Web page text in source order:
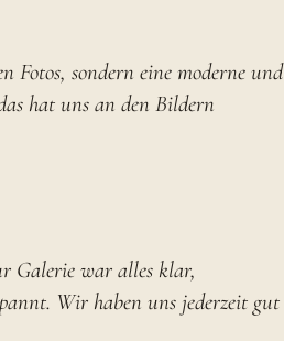
Fotos, sondern eine moderne und
hat uns an den Bildern
Galerie war alles klar,
Wir haben uns jederzeit gut